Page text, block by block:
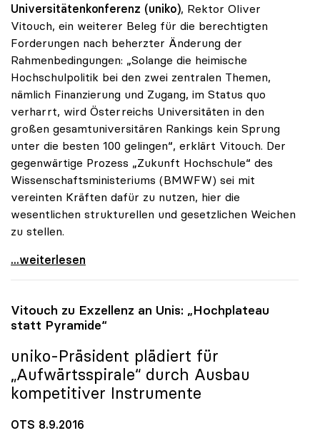
Universitätenkonferenz (uniko), Rektor OIiver
Vitouch, ein weiterer Beleg für die berechtigten
Forderungen nach beherzter Änderung der
Rahmenbedingungen: „Solange die heimische
Hochschulpolitik bei den zwei zentralen Themen,
nämlich Finanzierung und Zugang, im Status quo
verharrt, wird Österreichs Universitäten in den
großen gesamtuniversitären Rankings kein Sprung
unter die besten 100 gelingen“, erklärt Vitouch. Der
gegenwärtige Prozess „Zukunft Hochschule“ des
Wissenschaftsministeriums (BMWFW) sei mit
vereinten Kräften dafür zu nutzen, hier die
wesentlichen strukturellen und gesetzlichen Weichen
zu stellen.
uniko zu THE-Ranking: „Bei Status quo kein Sprung
...weiterlesen
Vitouch zu Exzellenz an Unis: „Hochplateau
statt Pyramide“
uniko-Präsident plädiert für
„Aufwärtsspirale“ durch Ausbau
kompetitiver Instrumente
OTS 8.9.2016